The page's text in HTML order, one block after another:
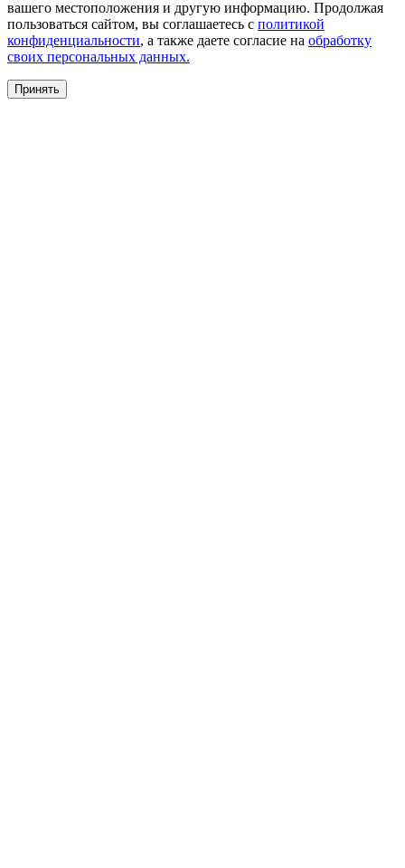
вашего местоположения и другую информацию. Продолжая
пользоваться сайтом, вы соглашаетесь с политикой
конфиденциальности, а также даете согласие на обработку
своих персональных данных.
Принять